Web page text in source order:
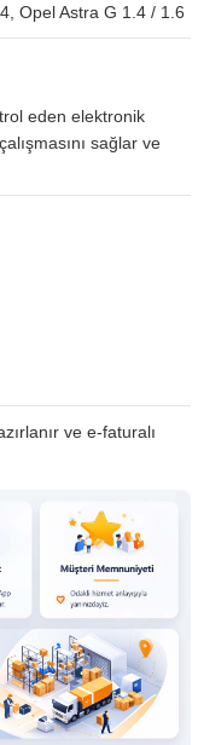
Opel Astra G 1.4 / 1.6
eden elektronik
sağlar ve
ve e-faturalı